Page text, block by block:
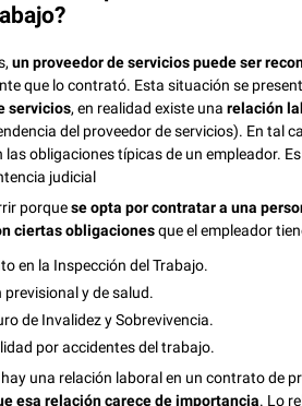
un proveedor de servicios puede ser
que lo contrató. Esta situación se
servicios, en realidad existe unarelación
del proveedor de servicios). En tal
las obligaciones típicas de un empleador.
judicial
porquese opta por contratar a una
ciertas obligacionesque el empleador
en la Inspección del Trabajo.
y de salud.
de Invalidez y Sobrevivencia.
por accidentes del trabajo.
una relación laboral en un contrato de
esa relación carece de importancia. Lo